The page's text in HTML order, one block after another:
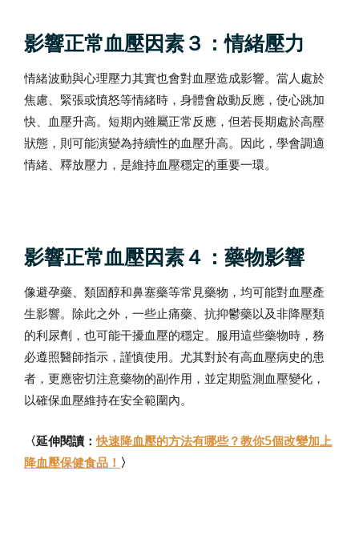
影響正常血壓因素３：情緒壓力
情緒波動與心理壓力其實也會對血壓造成影響。當人處於
焦慮、緊張或憤怒等情緒時，身體會啟動反應，使心跳加
快、血壓升高。短期內雖屬正常反應，但若長期處於高壓
狀態，則可能演變為持續性的血壓升高。因此，學會調適
情緒、釋放壓力，是維持血壓穩定的重要一環。
影響正常血壓因素４：藥物影響
像避孕藥、類固醇和鼻塞藥等常見藥物，均可能對血壓產
生影響。除此之外，一些止痛藥、抗抑鬱藥以及非降壓類
的利尿劑，也可能干擾血壓的穩定。服用這些藥物時，務
必遵照醫師指示，謹慎使用。尤其對於有高血壓病史的患
者，更應密切注意藥物的副作用，並定期監測血壓變化，
以確保血壓維持在安全範圍內。
〈延伸閱讀：快速降血壓的方法有哪些？教你5個改變加上
降血壓保健食品！ 〉